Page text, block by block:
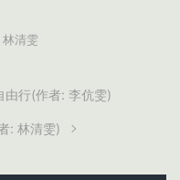
林清雯
由行(作者: 李伉雯)
: 林清雯)